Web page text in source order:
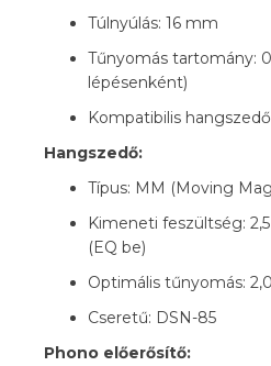
Túlnyúlás: 16 mm
Tűnyomás tartomány:
lépésenként)
Kompatibilis hangszedő
Hangszedő:
Típus: MM (Moving
Kimeneti feszültség:
(EQ be)
Optimális tűnyomás:
Cseretű: DSN-85
Phono előerősítő: